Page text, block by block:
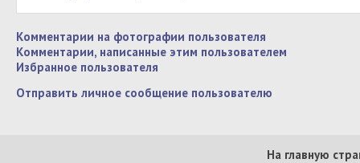
Комментарии на фотографии пользователя
Комментарии, написанные этим пользователем
Избранное пользователя
Отправить личное сообщение пользователю
На главную